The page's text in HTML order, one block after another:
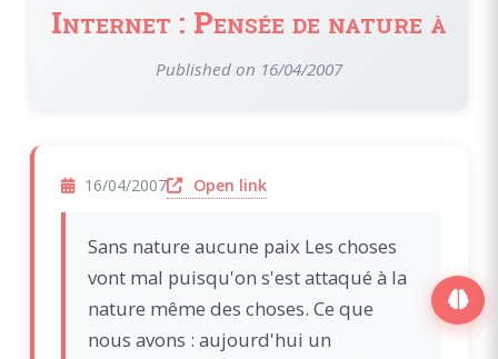
Internet : Pensée de nature à
Published on 16/04/2007
16/04/2007 Open link(opens in a new window)
Sans nature aucune paix Les choses
vont mal puisqu'on s'est attaqué à la
nature même des choses. Ce que
nous avons : aujourd'hui un